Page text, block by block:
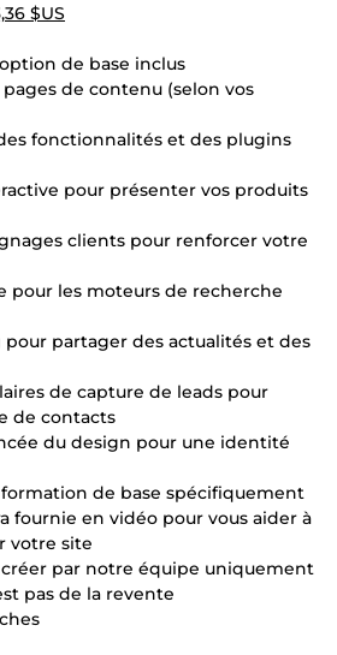
$US
de base inclus
de contenu (selon vos
fonctionnalités et des plugins
pour présenter vos produits
clients pour renforcer votre
pour les moteurs de recherche
partager des actualités et des
de capture de leads pour
de contacts
du design pour une identité
formation de base spécifiquement
fournie en vidéo pour vous aider à
votre site
créer par notre équipe uniquement
pas de la revente